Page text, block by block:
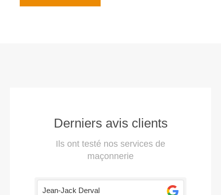
Derniers avis clients
Ils ont testé nos services de
maçonnerie
Jean-Jack Derval